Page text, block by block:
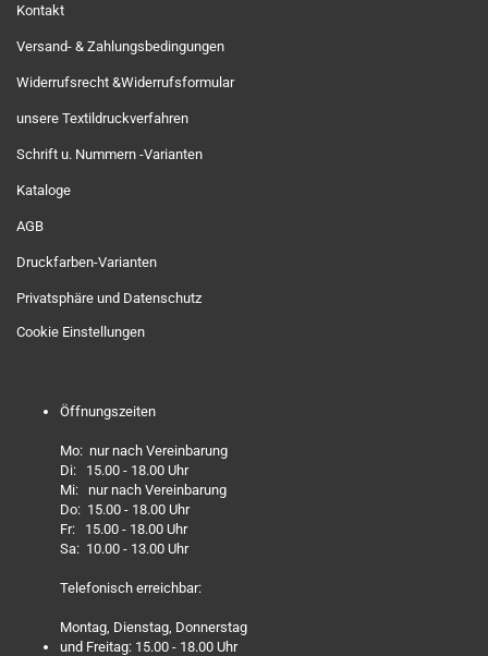
Kontakt
Versand- & Zahlungsbedingungen
Widerrufsrecht &Widerrufsformular
unsere Textildruckverfahren
Schrift u. Nummern -Varianten
Kataloge
AGB
Druckfarben-Varianten
Privatsphäre und Datenschutz
Cookie Einstellungen
Öffnungszeiten
Mo: nur nach Vereinbarung
Di: 15.00 - 18.00 Uhr
Mi: nur nach Vereinbarung
Do: 15.00 - 18.00 Uhr
Fr: 15.00 - 18.00 Uhr
Sa: 10.00 - 13.00 Uhr
Telefonisch erreichbar:
Montag, Dienstag, Donnerstag
und Freitag: 15.00 - 18.00 Uhr